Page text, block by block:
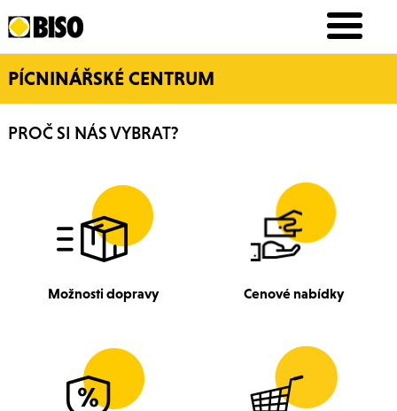
PÍCNINÁŘSKÉ CENTRUM
PROČ SI NÁS VYBRAT?
Možnosti dopravy Cenové nabídky